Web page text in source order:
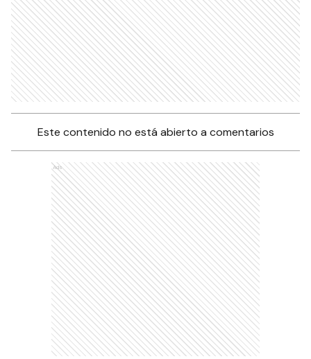
Este contenido no está abierto a comentarios
Ads